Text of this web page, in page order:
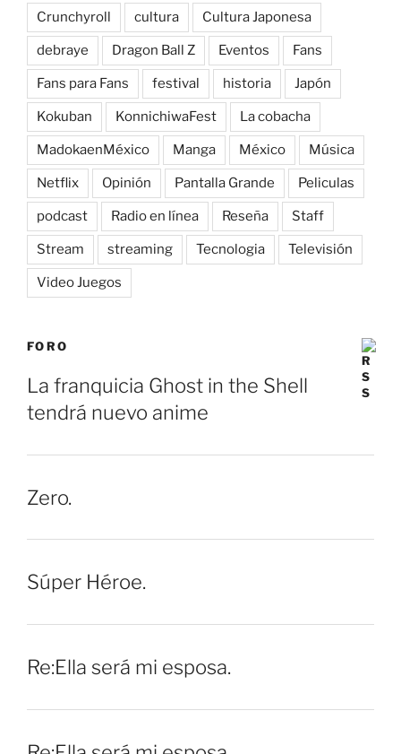
Crunchyroll cultura Cultura Japonesa
debraye Dragon Ball Z Eventos Fans
Fans para Fans festival historia Japón
Kokuban KonnichiwaFest La cobacha
MadokaenMéxico Manga México Música
Netflix Opinión Pantalla Grande Peliculas
podcast Radio en línea Reseña Staff
Stream streaming Tecnologia Televisión
Video Juegos
FORO
La franquicia Ghost in the Shell
tendrá nuevo anime
Zero.
Súper Héroe.
Re:Ella será mi esposa.